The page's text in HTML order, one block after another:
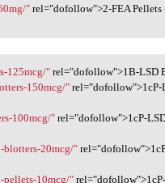
" rel="dofollow">2-FEA Pellets
125mcg/"rel="dofollow">1B-LSD
150mcg/" rel="dofollow">1cP-
100mcg/" rel="dofollow">1cP-
blotters-20mcg/"
pellets-10mcg/"